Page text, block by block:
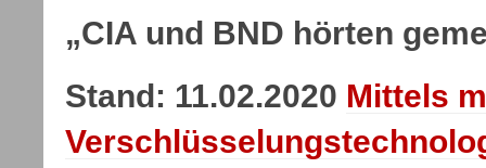
„CIA und BND hörten
Stand: 11.02.2020 Mittels